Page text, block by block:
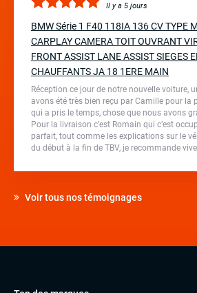
Il y a 5 jours
BMW Série 1 F40 118IA 136 CV TYPE
CARPLAY CAMERA TOIT OUVRANT
FRONT ASSIST LANE ASSIST SIEGES
CHAUFFANTS JA 18 1ERE MAIN
Réception ce jour de notre nouvelle voiture,
avons été très bien reçu par Camille pour la
qui a pris le temps, chose que nous avons
Pour la livraison c’est Romain qui c’est
parfait, tout comme les explications sur le
du début à la fin de TBV, je recommande
Voir tous nos témoignages